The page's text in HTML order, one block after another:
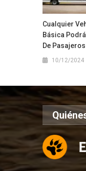
Cualquier
Básica
De Pasajeros
10/12/2024